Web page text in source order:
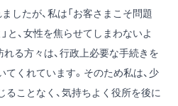
したが、私は「お客さまこそ問題
と、女性を焦らせてしまわないよ
る方々は、行政上必要な手続きを
くれています。そのため私は、少
ことなく、気持ちよく役所を後に